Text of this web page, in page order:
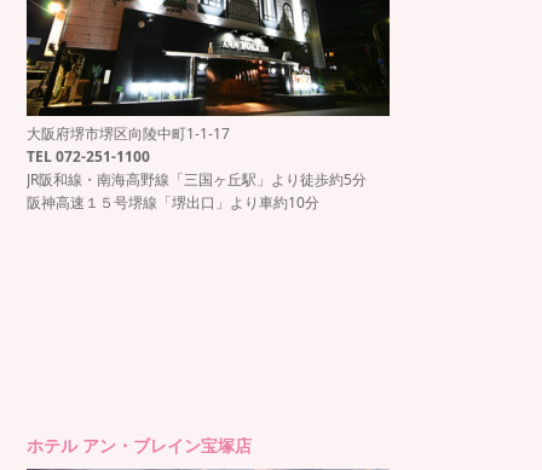
大阪府堺市堺区向陵中町1-1-17
TEL 072-251-1100
JR阪和線・南海高野線「三国ヶ丘駅」より徒歩約5分
阪神高速１５号堺線「堺出口」より車約10分
ホテル アン・ブレイン宝塚店